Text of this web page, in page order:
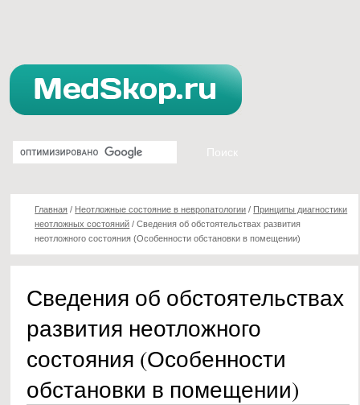
Главная / Неотложные состояние в невропатологии / Принципы диагностики
неотложных состояний /Сведения об обстоятельствах развития
неотложного состояния (Особенности обстановки в помещении)
Сведения об обстоятельствах
развития неотложного
состояния (Особенности
обстановки в помещении)